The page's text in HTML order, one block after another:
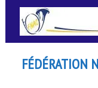
FÉDÉRATION